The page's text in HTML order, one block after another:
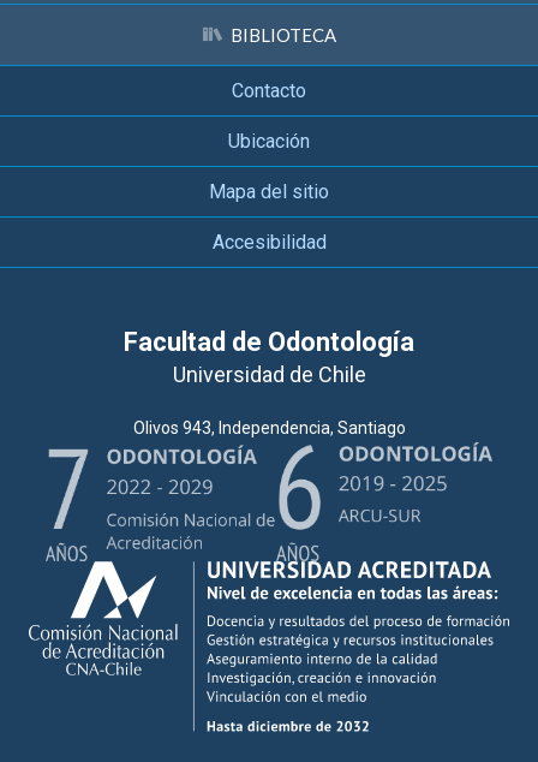
BIBLIOTECA
Contacto
Ubicación
Mapa del sitio
Accesibilidad
Facultad de Odontología
Universidad de Chile
Olivos 943, Independencia, Santiago